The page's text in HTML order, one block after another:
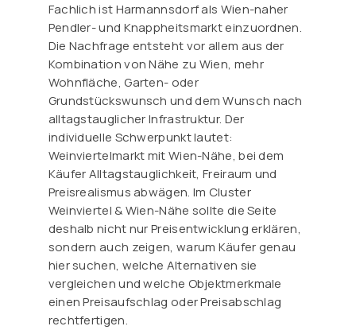
Fachlich ist Harmannsdorf als Wien-naher
Pendler- und Knappheitsmarkt einzuordnen.
Die Nachfrage entsteht vor allem aus der
Kombination von Nähe zu Wien, mehr
Wohnfläche, Garten- oder
Grundstückswunsch und dem Wunsch nach
alltagstauglicher Infrastruktur. Der
individuelle Schwerpunkt lautet:
Weinviertelmarkt mit Wien-Nähe, bei dem
Käufer Alltagstauglichkeit, Freiraum und
Preisrealismus abwägen. Im Cluster
Weinviertel & Wien-Nähe sollte die Seite
deshalb nicht nur Preisentwicklung erklären,
sondern auch zeigen, warum Käufer genau
hier suchen, welche Alternativen sie
vergleichen und welche Objektmerkmale
einen Preisaufschlag oder Preisabschlag
rechtfertigen.